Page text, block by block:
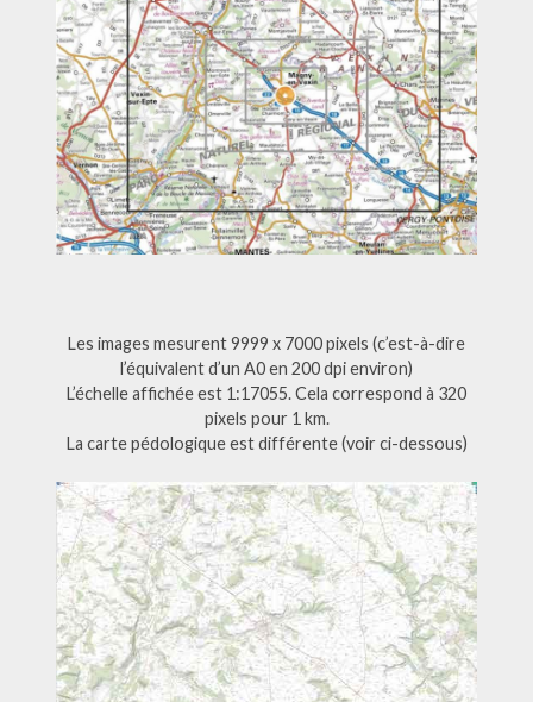
Les images mesurent 9999 x 7000 pixels (c’est-à-dire
l’équivalent d’un A0 en 200 dpi environ)
L’échelle affichée est 1:17055. Cela correspond à 320
pixels pour 1 km.
La carte pédologique est différente (voir ci-dessous)